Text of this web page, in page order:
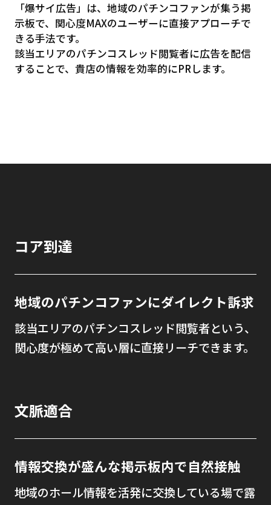
「爆サイ広告」は、地域のパチンコファンが集う掲
示板で、関心度MAXのユーザーに直接アプローチで
きる手法です。
該当エリアのパチンコスレッド閲覧者に広告を配信
することで、貴店の情報を効率的にPRします。
コア到達
地域のパチンコファンにダイレクト訴求
該当エリアのパチンコスレッド閲覧者という、
関心度が極めて高い層に直接リーチできます。
文脈適合
情報交換が盛んな掲示板内で自然接触
地域のホール情報を活発に交換している場で露